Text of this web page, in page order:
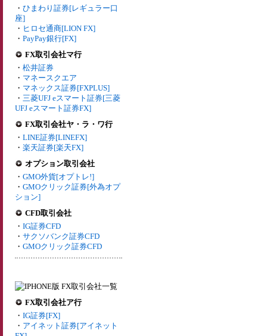
・ ひまわり証券[レギュラー口
座]
・ ヒロセ通商[LION FX]
・ PayPay銀行[FX]
FX取引会社マ行
・ 松井証券
・ マネースクエア
・ マネックス証券[FXPLUS]
・ 三菱UFJ eスマート証券[三菱
UFJ eスマート証券FX]
FX取引会社ヤ・ラ・ワ行
・ LINE証券[LINEFX]
・ 楽天証券[楽天FX]
オプション取引会社
・ GMO外貨[オプトレ!]
・ GMOクリック証券[外為オプ
ション]
CFD取引会社
・ IG証券CFD
・ サクソバンク証券CFD
・ GMOクリック証券CFD
FX取引会社ア行
・ IG証券[FX]
・ アイネット証券[アイネット